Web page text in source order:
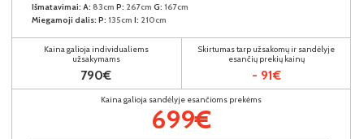
Išmatavimai: A: 83cm P: 267cm G: 167cm
Miegamoji dalis: P: 135cm I: 210cm
Kaina galioja individualiems
užsakymams
790€
Skirtumas tarp užsakomų ir sandėlyje
esančių prekių kainų
- 91€
Kaina galioja sandėlyje esančioms prekėms
699€